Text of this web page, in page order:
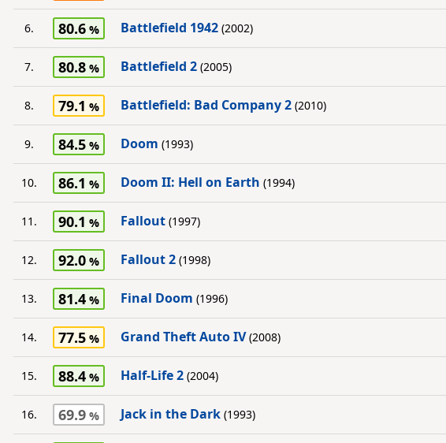
6. 80.6 Battlefield 1942 (2002)
7. 80.8 Battlefield 2 (2005)
8. 79.1 Battlefield: Bad Company 2 (2010)
9. 84.5 Doom (1993)
10. 86.1 Doom II: Hell on Earth (1994)
11. 90.1 Fallout (1997)
12. 92.0 Fallout 2 (1998)
13. 81.4 Final Doom (1996)
14. 77.5 Grand Theft Auto IV(2008)
15. 88.4 Half-Life 2 (2004)
16. 69.9 Jack in the Dark (1993)